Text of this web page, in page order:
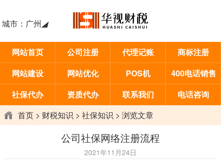
城市： 广州◢
网站首页 公司注册 代理记账
商标注册
网站建设
网站优化 POS机
400电话销售
社保代办
资质代办 联系我们
电话咨询
首页 > 财税知识 > 社保知识 > 浏览文章
公司社保网络注册流程
2021年11月24日